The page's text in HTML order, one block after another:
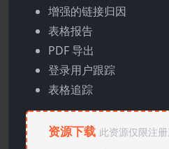
增强的链接归因
表格报告
PDF 导出
登录用户跟踪
表格追踪
资源下载 此资源仅限注